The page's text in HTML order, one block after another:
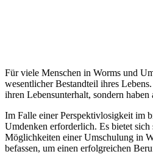
Für viele Menschen in Worms und
wesentlicher Bestandteil ihres
ihren Lebensunterhalt, sondern haben
Im Falle einer Perspektivlosigkeit im
Umdenken erforderlich. Es bietet sich
Möglichkeiten einer Umschulung in
befassen, um einen erfolgreichen